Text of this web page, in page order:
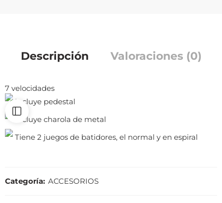
Descripción Valoraciones (0)
7 velocidades
Incluye pedestal
Incluye charola de metal
Tiene 2 juegos de batidores, el normal y en espiral
Categoría: ACCESORIOS